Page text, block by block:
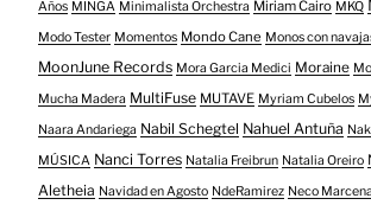
Años MINGA Minimalista Orchestra Miriam Cairo MKQ
Modo Tester Momentos Mondo Cane Monos con
MoonJune Records Mora Garcia Medici Moraine
Mucha Madera MultiFuse MUTAVE Myriam Cubelos
Naara Andariega Nabil Schegtel Nahuel Antuña
MÚSICA Nanci Torres Natalia Freibrun Natalia Oreiro
Aletheia Navidad en Agosto NdeRamirez Neco